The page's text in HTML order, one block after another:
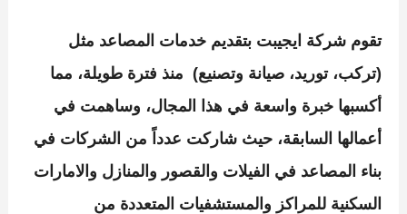
تقوم شركة ايجيبت بتقديم خدمات المصاعد مثل
(تركب، توريد، صيانة وتصنيع) منذ فترة طويلة، مما
أكسبها خبرة واسعة في هذا المجال، وساهمت في
أعمالها السابقة، حيث شاركت عدداً من الشركات في
بناء المصاعد في الفيلات والقصور والمنازل والامارات
السكنية للمراكز والمستشفيات المتعددة من